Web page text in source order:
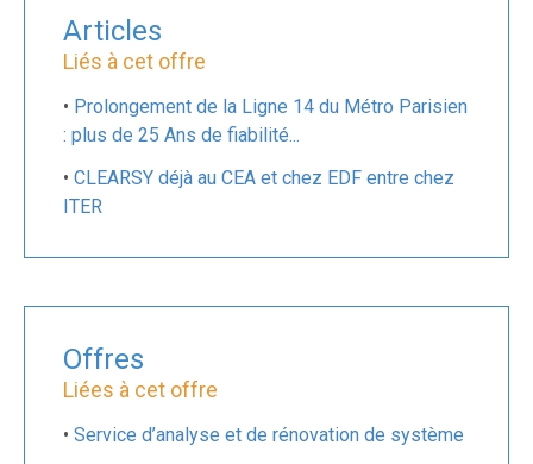
Articles
Liés à cet offre
• Prolongement de la Ligne 14 du Métro Parisien
: plus de 25 Ans de fiabilité...
• CLEARSY déjà au CEA et chez EDF entre chez
ITER
Offres
Liées à cet offre
• Service d’analyse et de rénovation de système